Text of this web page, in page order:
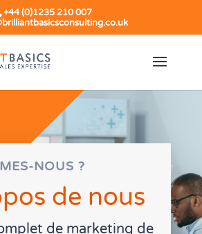
+44 (0)1235 210 007
NOUS ?
de nous
de marketing de